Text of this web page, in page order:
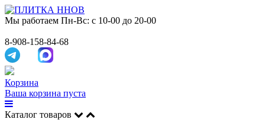
Мы работаем Пн-Вс: с 10-00 до 20-00
8-908-158-84-68
Корзина
Ваша корзина пуста
Каталог товаров